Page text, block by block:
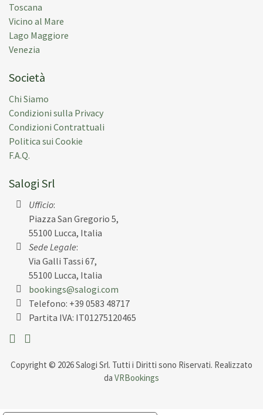
Toscana
Vicino al Mare
Lago Maggiore
Venezia
Società
Chi Siamo
Condizioni sulla Privacy
Condizioni Contrattuali
Politica sui Cookie
F.A.Q.
Salogi Srl
Ufficio:
Piazza San Gregorio 5,
55100 Lucca, Italia
Sede Legale:
Via Galli Tassi 67,
55100 Lucca, Italia
bookings@salogi.com
Telefono: +39 0583 48717
Partita IVA: IT01275120465
Copyright © 2026 Salogi Srl. Tutti i Diritti sono Riservati. Realizzato
da VRBookings